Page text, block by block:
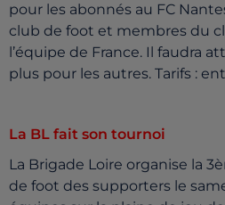
pour les abonnés au FC
club de foot et membres du
l’équipe de France. Il faudra
plus pour les autres. Tarifs :
La BL fait son tournoi
La Brigade Loire organise la
de foot des supporters le